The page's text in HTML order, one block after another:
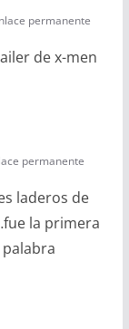
permanente
de x-men
permanente
laderos de
la primera